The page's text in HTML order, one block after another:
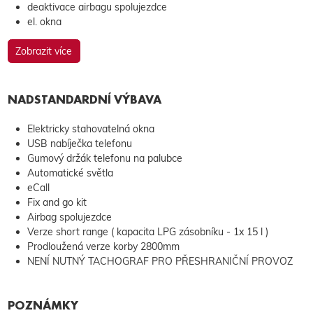
deaktivace airbagu spolujezdce
el. okna
Zobrazit více
NADSTANDARDNÍ VÝBAVA
Elektricky stahovatelná okna
USB nabíječka telefonu
Gumový držák telefonu na palubce
Automatické světla
eCall
Fix and go kit
Airbag spolujezdce
Verze short range ( kapacita LPG zásobníku - 1x 15 l )
Prodloužená verze korby 2800mm
NENÍ NUTNÝ TACHOGRAF PRO PŘESHRANIČNÍ PROVOZ
POZNÁMKY